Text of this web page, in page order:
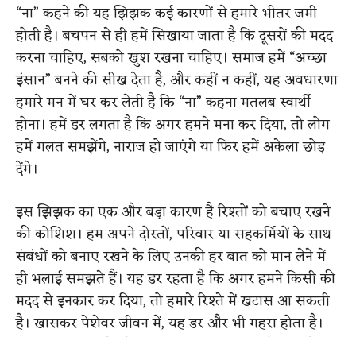
“ना” कहने की यह झिझक कई कारणों से हमारे भीतर जमी
होती है। बचपन से ही हमें सिखाया जाता है कि दूसरों की मदद
करना चाहिए, सबको खुश रखना चाहिए। समाज हमें “अच्छा
इंसान” बनने की सीख देता है, और कहीं न कहीं, यह अवधारणा
हमारे मन में घर कर लेती है कि “ना” कहना मतलब स्वार्थी
होना। हमें डर लगता है कि अगर हमने मना कर दिया, तो लोग
हमें गलत समझेंगे, नाराज हो जाएंगे या फिर हमें अकेला छोड़
देंगे।
इस झिझक का एक और बड़ा कारण है रिश्तों को बचाए रखने
की कोशिश। हम अपने दोस्तों, परिवार या सहकर्मियों के साथ
संबंधों को बनाए रखने के लिए उनकी हर बात को मान लेने में
ही भलाई समझते हैं। यह डर रहता है कि अगर हमने किसी की
मदद से इनकार कर दिया, तो हमारे रिश्ते में खटास आ सकती
है। खासकर पेशेवर जीवन में, यह डर और भी गहरा होता है।